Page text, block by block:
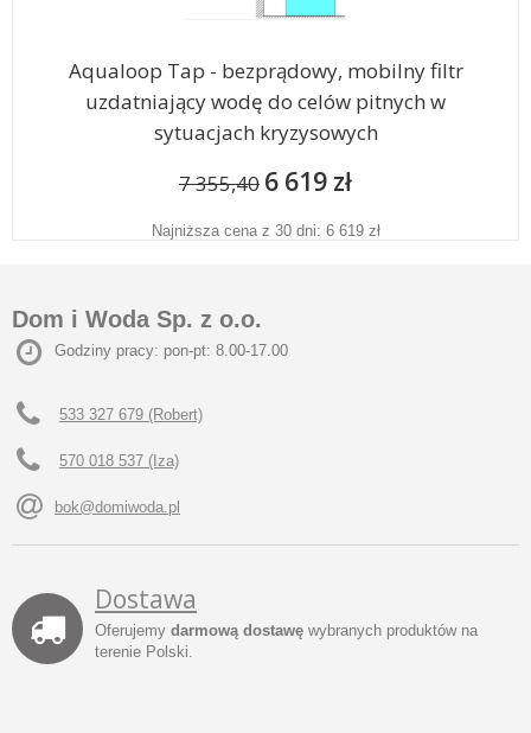
Aqualoop Tap - bezprądowy, mobilny filtr
uzdatniający wodę do celów pitnych w
sytuacjach kryzysowych
7 355,40 6 619 zł
Najniższa cena z 30 dni: 6 619 zł
Dom i Woda Sp. z o.o.
Godziny pracy: pon-pt: 8.00-17.00
533 327 679 (Robert)
570 018 537 (Iza)
bok@domiwoda.pl
Dostawa
Oferujemy darmową dostawę wybranych produktów na
terenie Polski.